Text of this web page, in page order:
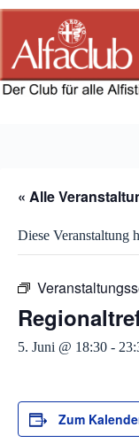
Zum
springen
« Alle
Diese Veranstaltung
5. Juni @ 18:30 -
Zum